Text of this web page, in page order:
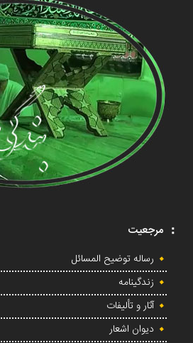
مرجعیت
رساله توضیح المسائل
زندگینامه
آثار و تألیفات
دیوان اشعار